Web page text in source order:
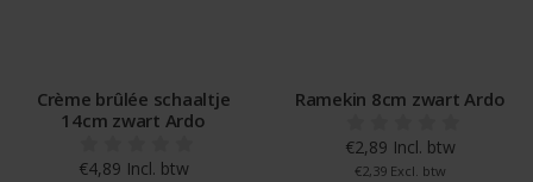
Crème brûlée schaaltje
14cm zwart Ardo
€4,89 Incl. btw
Ramekin 8cm zwart Ardo
€2,89 Incl. btw
€2,39 Excl. btw